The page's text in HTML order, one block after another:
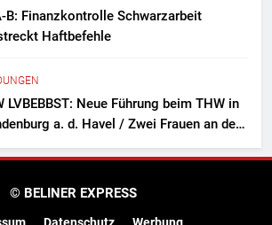
B: Finanzkontrolle Schwarzarbeit
Haftbefehle
LVBEBBST: Neue Führung beim THW in
a. d. Havel / Zwei Frauen an der
des Ortsverbands
© BELINER EXPRESS